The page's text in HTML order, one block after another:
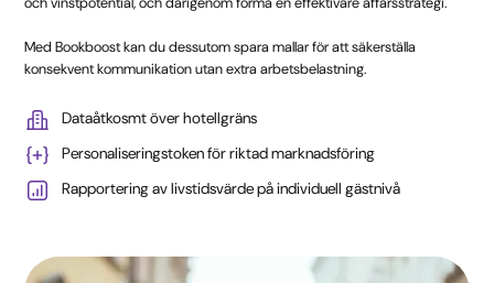
Med Bookboost kan du dessutom spara mallar för att säkerställa
konsekvent kommunikation utan extra arbetsbelastning.
Dataåtkosmt över hotellgräns
Personaliseringstoken för riktad marknadsföring
Rapportering av livstidsvärde på individuell gästnivå